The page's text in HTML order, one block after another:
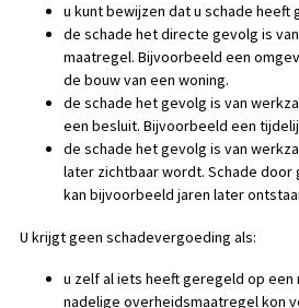
u kunt bewijzen dat u schade heeft
de schade het directe gevolg is
maatregel. Bijvoorbeeld een
de bouw van een woning.
de schade het gevolg is van
een besluit. Bijvoorbeeld een
de schade het gevolg is van
later zichtbaar wordt. Schade
kan bijvoorbeeld jaren later
U krijgt geen schadevergoeding als:
u zelf al iets heeft geregeld op een
nadelige overheidsmaatregel kon